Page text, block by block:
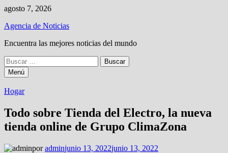
Saltar
contenido
agosto 7, 2026
Agencia de Noticias
Encuentra las mejores noticias del mundo
Buscar:
Menú
Hogar
Todo sobre Tienda del Electro, la nueva
tienda online de Grupo ClimaZona
poradminjunio 13, 2022junio 13, 2022